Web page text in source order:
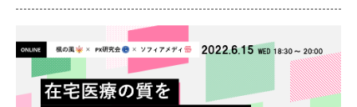
お楽しみ
お悩み相談
ソフィアメディを知る